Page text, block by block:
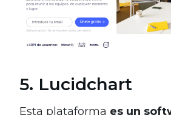
5. Lucidchart
Esta plataforma es un